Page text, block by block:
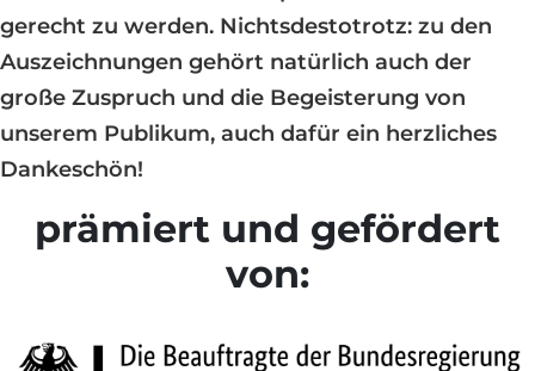
gerecht zu werden. Nichtsdestotrotz: zu den
Auszeichnungen gehört natürlich auch der
große Zuspruch und die Begeisterung von
unserem Publikum, auch dafür ein herzliches
Dankeschön!
prämiert und gefördert
von: